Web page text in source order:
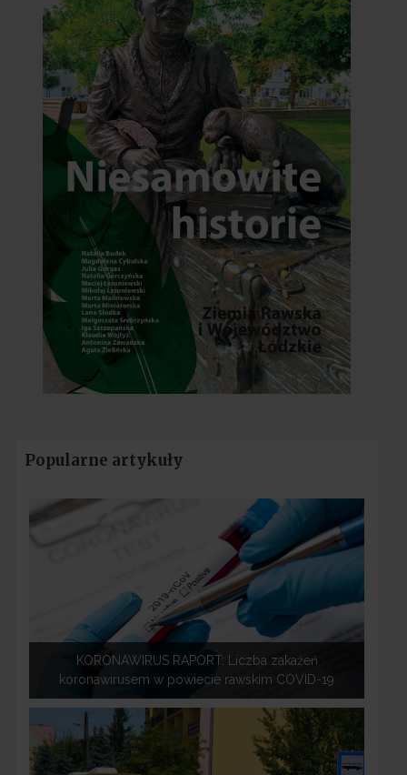
Popularne artykuły
KORONAWIRUS RAPORT: Liczba zakażeń
koronawirusem w powiecie rawskim COVID-19